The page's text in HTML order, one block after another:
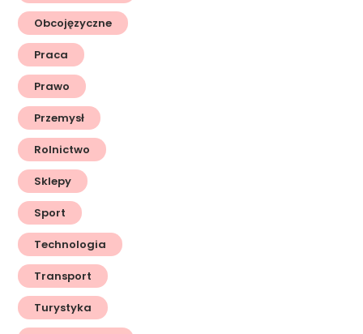
Obcojęzyczne
Praca
Prawo
Przemysł
Rolnictwo
Sklepy
Sport
Technologia
Transport
Turystyka